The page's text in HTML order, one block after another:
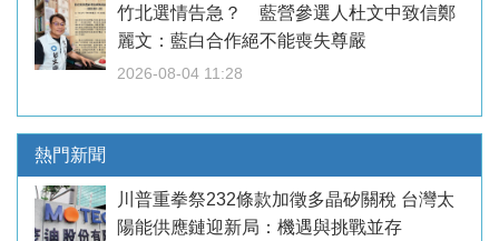
竹北選情告急？ 藍營參選人杜文中致信鄭
麗文：藍白合作絕不能喪失尊嚴
2026-08-04 11:28
熱門新聞
川普重拳祭232條款加徵多晶矽關稅 台灣太
陽能供應鏈迎新局：機遇與挑戰並存